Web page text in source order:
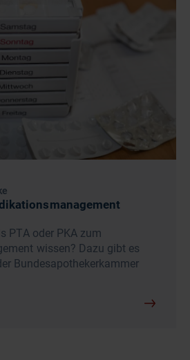
PTA oder PKA zum
wissen? Dazu gibt es
Bundesapothekerkammer